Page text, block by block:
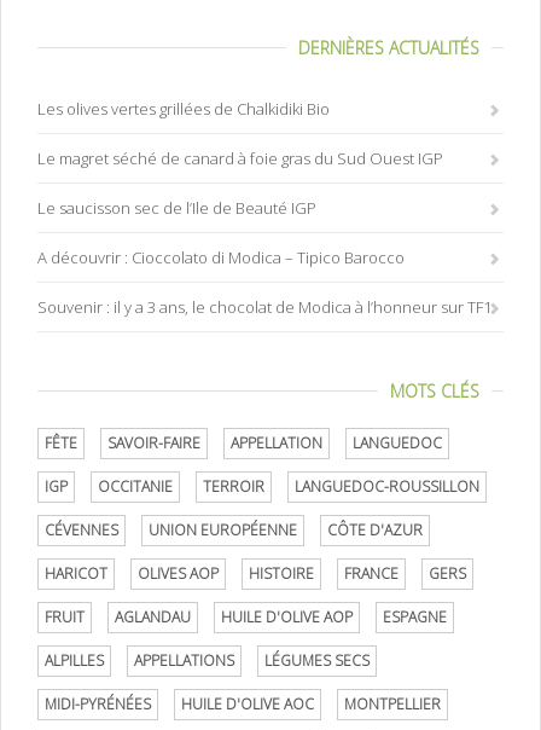
DERNIÈRES ACTUALITÉS
Les olives vertes grillées de Chalkidiki Bio
Le magret séché de canard à foie gras du Sud Ouest IGP
Le saucisson sec de l’Ile de Beauté IGP
A découvrir : Cioccolato di Modica – Tipico Barocco
Souvenir : il y a 3 ans, le chocolat de Modica à l’honneur sur TF1
MOTS CLÉS
FÊTE SAVOIR-FAIRE APPELLATION LANGUEDOC
IGP OCCITANIE TERROIR LANGUEDOC-ROUSSILLON
CÉVENNES UNION EUROPÉENNE CÔTE D'AZUR
HARICOT OLIVES AOP HISTOIRE FRANCE GERS
FRUIT AGLANDAU HUILE D'OLIVE AOP ESPAGNE
ALPILLES APPELLATIONS LÉGUMES SECS
MIDI-PYRÉNÉES HUILE D'OLIVE AOC MONTPELLIER